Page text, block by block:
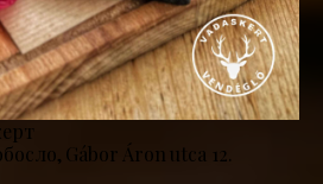
Gábor Áron utca 12.